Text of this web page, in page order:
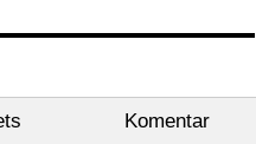
Komentar